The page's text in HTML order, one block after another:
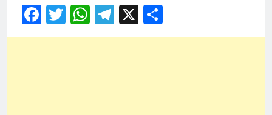
Facebook
Twitter
WhatsApp
Telegram
X